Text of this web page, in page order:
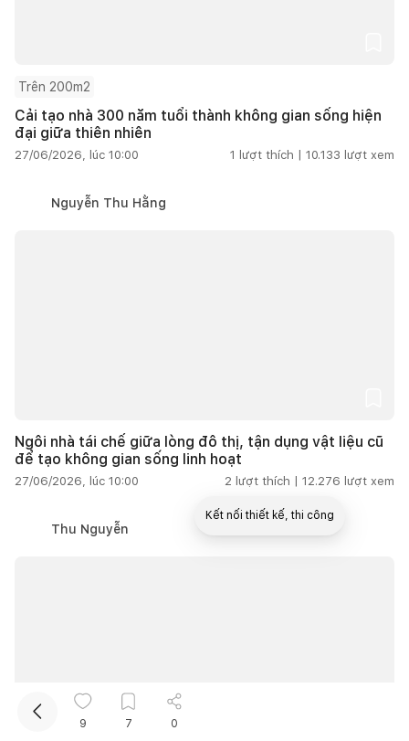
Trên 200m2
Cải tạo nhà 300 năm tuổi thành không gian sống hiện
đại giữa thiên nhiên
27/06/2026, lúc 10:00 1 lượt thích | 10.133 lượt xem
Nguyễn Thu Hằng
Ngôi nhà tái chế giữa lòng đô thị, tận dụng vật liệu cũ
để tạo không gian sống linh hoạt
27/06/2026, lúc 10:00 2 lượt thích | 12.276 lượt xem
Thu Nguyễn
9 7 0
Kết nối thiết kế, thi công